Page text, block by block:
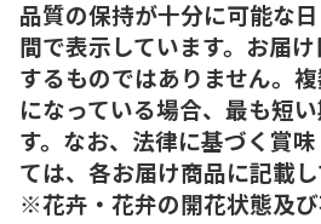
品質の保持が十分に可能な
間で表示しています。お届
するものではありません。
になっている場合、最も短
す。なお、法律に基づく賞
ては、各お届け商品に記載し
※花卉・花弁の開花状態及